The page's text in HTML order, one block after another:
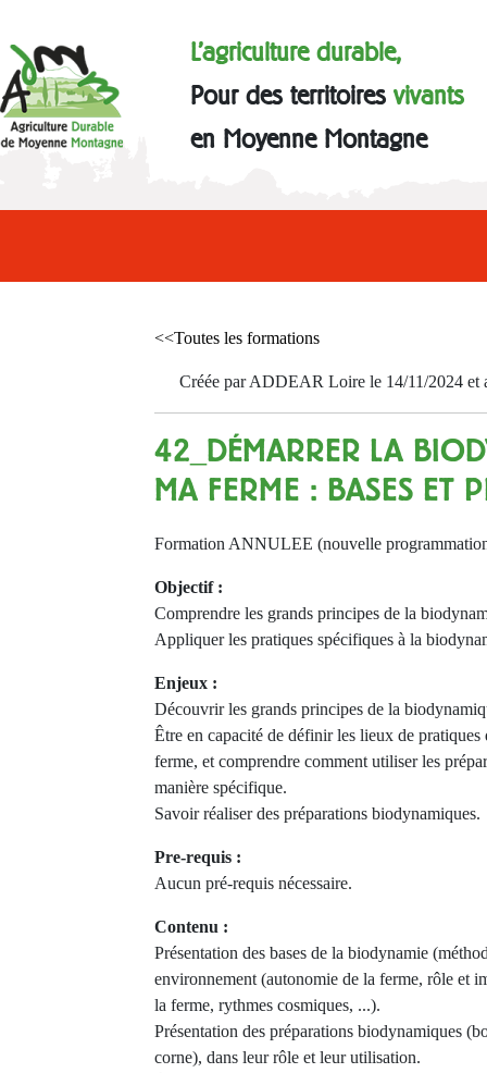
L'agriculture durable,
Pour des territoiresvivants
en Moyenne Montagne
<<Toutes les formations
Créée par ADDEAR Loire le 14/11/2024 et
42_DÉMARRER LA
MA FERME : BASES ET
Formation ANNULEE (nouvelle
Objectif :
Comprendre les grands principes de la
Appliquer les pratiques spécifiques à la
Enjeux :
Découvrir les grands principes de la
Être en capacité de définir les lieux de
ferme, et comprendre comment utiliser les
manière spécifique.
Savoir réaliser des préparations biodynamiques.
Pre-requis :
Aucun pré-requis nécessaire.
Contenu :
Présentation des bases de la biodynamie
environnement (autonomie de la ferme, rôle et
la ferme, rythmes cosmiques, ...).
Présentation des préparations biodynamiques
corne), dans leur rôle et leur utilisation.